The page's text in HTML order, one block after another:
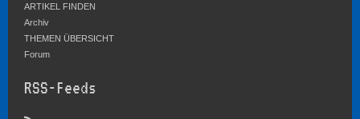
ARTIKEL FINDEN
Archiv
THEMEN ÜBERSICHT
Forum
RSS-Feeds